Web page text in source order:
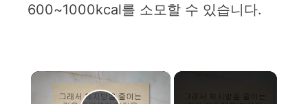
600~1000kcal를 소모할 수 있습니다.
×